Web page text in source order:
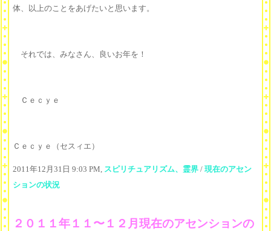
体、以上のことをあげたいと思います。
それでは、みなさん、良いお年を！
Ｃｅｃｙｅ
Ｃｅｃｙｅ（セスィエ）
2011年12月31日 9:03 PM, スピリチュアリズム、霊界 / 現在のアセン
ションの状況
２０１１年１１〜１２月現在のアセンションの